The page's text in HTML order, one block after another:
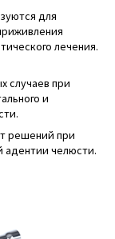
для
лечения.
случаев при
и
решений при
адентии челюсти.